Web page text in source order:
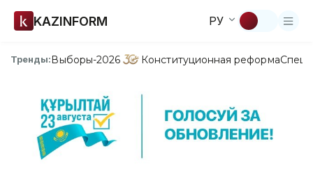
KAZINFORM РУ
Тренды:Выборы-2026 Конституционная реформа